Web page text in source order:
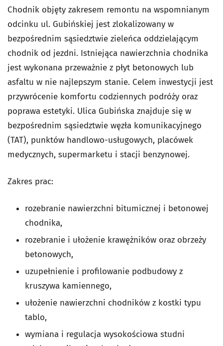
Chodnik objęty zakresem remontu na wspomnianym
odcinku ul. Gubińskiej jest zlokalizowany w
bezpośrednim sąsiedztwie zieleńca oddzielającym
chodnik od jezdni. Istniejąca nawierzchnia chodnika
jest wykonana przeważnie z płyt betonowych lub
asfaltu w nie najlepszym stanie. Celem inwestycji jest
przywrócenie komfortu codziennych podróży oraz
poprawa estetyki. Ulica Gubińska znajduje się w
bezpośrednim sąsiedztwie węzła komunikacyjnego
(TAT), punktów handlowo-usługowych, placówek
medycznych, supermarketu i stacji benzynowej.
Zakres prac:
rozebranie nawierzchni bitumicznej i betonowej
chodnika,
rozebranie i ułożenie krawężników oraz obrzeży
betonowych,
uzupełnienie i profilowanie podbudowy z
kruszywa kamiennego,
ułożenie nawierzchni chodników z kostki typu
tablo,
wymiana i regulacja wysokościowa studni